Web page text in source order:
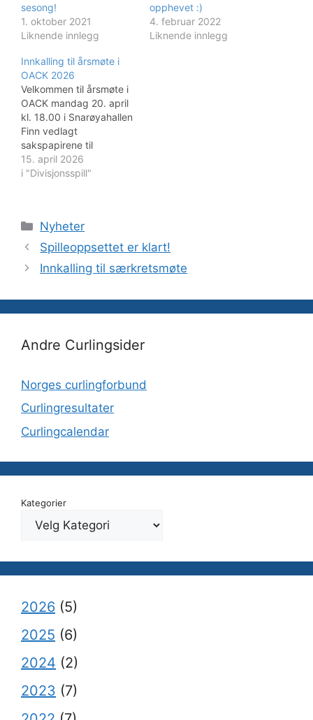
sesong!
1. oktober 2021
Liknende innlegg
opphevet :)
4. februar 2022
Liknende innlegg
Innkalling til årsmøte i
OACK 2026
Velkommen til årsmøte i
OACK mandag 20. april
kl. 18.00 i Snarøyahallen
Finn vedlagt
sakspapirene til
årsmøtet. Årsmøtet
holdes i hallen på
papirene som inneholder
flere forslag og
endringer i styret. Vi
minner om at hver klubb
15. april 2026
i "Divisjonsspill"
Kategorier
Nyheter
Spilleoppsettet er klart!
Innkalling til særkretsmøte
Andre Curlingsider
Norges curlingforbund
Curlingresultater
Curlingcalendar
Kategorier
2026 (5)
2025 (6)
2024 (2)
2023 (7)